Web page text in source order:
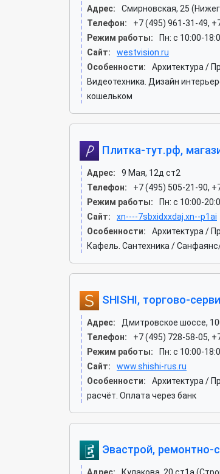
Адрес:
Смирновская, 25
Телефон:
+7 (495) 961-31-49,
Режим работы:
Пн: c 10:00-
Сайт:
westvision.ru
Особенности:
Архитектура /
Видеотехника. Дизайн
кошельком
Плитка-тут.рф,
Адрес:
9 Мая, 12д ст2
Телефон:
+7 (495) 505-21-90,
Режим работы:
Пн: c 10:00-
Сайт:
xn----7sbxidxxdaj.xn--p1ai
Особенности:
Архитектура /
Кафель. Сантехника /
SHISHI, торгово-
Адрес:
Дмитровское шоссе,
Телефон:
+7 (495) 728-58-05,
Режим работы:
Пн: c 10:00-
Сайт:
www.shishi-rus.ru
Особенности:
Архитектура /
расчёт. Оплата через банк
Эвастрой, ремонтно-